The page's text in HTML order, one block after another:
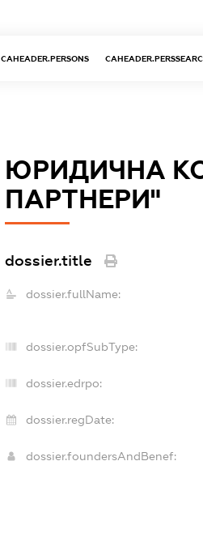
CAHEADER.PERSONS
ЮРИДИЧНА
ПАРТНЕРИ"
dossier.title
dossier.fullName:
dossier.opfSubType:
dossier.edrpo:
dossier.regDate:
dossier.foundersAndBenef: